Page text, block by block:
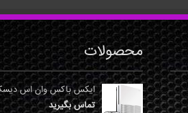
محصولات
ایکس باکس وان اس
تماس بگیرید